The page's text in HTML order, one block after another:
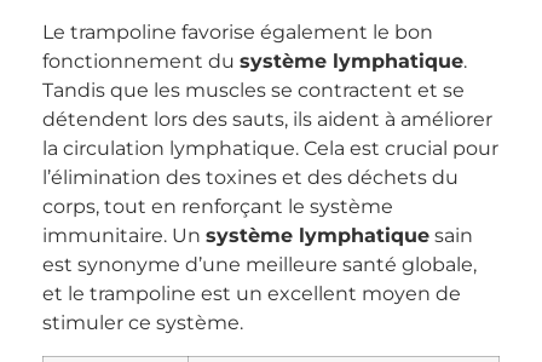
Le trampoline favorise également le bon
fonctionnement du système lymphatique.
Tandis que les muscles se contractent et se
détendent lors des sauts, ils aident à améliorer
la circulation lymphatique. Cela est crucial pour
l’élimination des toxines et des déchets du
corps, tout en renforçant le système
immunitaire. Un système lymphatique sain
est synonyme d’une meilleure santé globale,
et le trampoline est un excellent moyen de
stimuler ce système.